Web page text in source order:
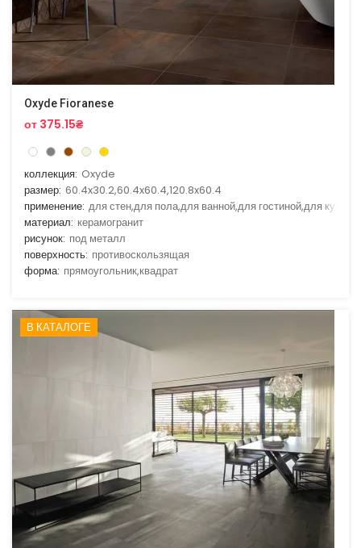
Oxyde Fioranese
от 375.15₴
коллекция: Oxyde
размер: 60.4x30.2,60.4x60.4,120.8x60.4
применение: для стен,для пола,для ванной,для гостиной,для кухни
материал: керамогранит
рисунок: под металл
поверхность: противоскользящая
форма: прямоугольник,квадрат
В КАТАЛОГЕ